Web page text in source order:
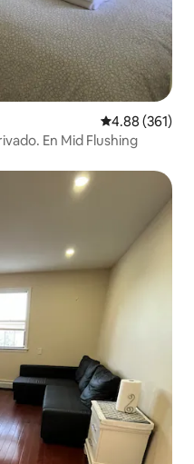
Calificación
4.88 (361)
En Mid Flushing